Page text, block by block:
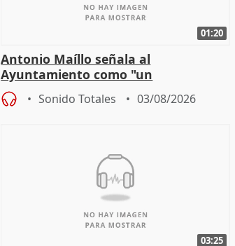
01:20
Antonio Maíllo señala al
Ayuntamiento como "un
especulador más" sobre viviendas de
Jiménez Becerril
Sonido Totales 03/08/2026
03:25